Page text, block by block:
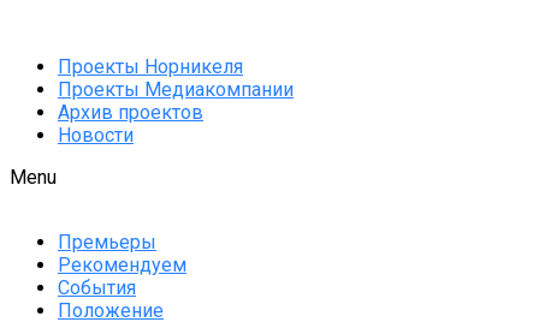
Проекты Норникеля
Проекты Медиакомпании
Архив проектов
Новости
Menu
Премьеры
Рекомендуем
События
Положение